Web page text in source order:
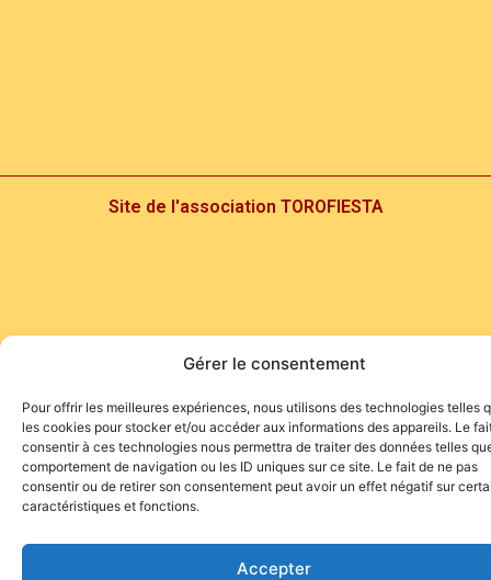
Gérer le consentement
Pour offrir les meilleures expériences, nous utilisons des technologies telles
les cookies pour stocker et/ou accéder aux informations des appareils. Le
consentir à ces technologies nous permettra de traiter des données telles
comportement de navigation ou les ID uniques sur ce site. Le fait de ne pas
consentir ou de retirer son consentement peut avoir un effet négatif sur
caractéristiques et fonctions.
Accepter
Site de l'association TOROFIESTA